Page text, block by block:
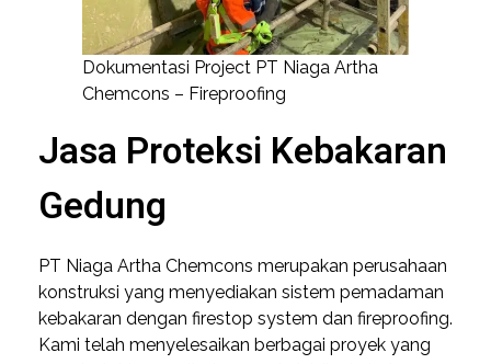
Dokumentasi Project PT Niaga Artha
Chemcons – Fireproofing
Jasa Proteksi Kebakaran
Gedung
PT Niaga Artha Chemcons merupakan perusahaan
konstruksi yang menyediakan sistem pemadaman
kebakaran dengan firestop system dan fireproofing.
Kami telah menyelesaikan berbagai proyek yang